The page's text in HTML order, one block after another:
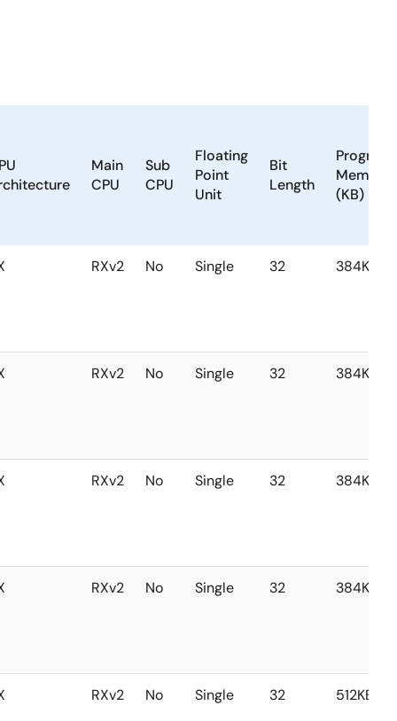
Main
CPU
Sub
CPU
Floating
Point
Unit
Bit
Length
Program
Memory
(KB)
RXv2 No Single 32 384KB
RXv2 No Single 32 384KB
RXv2 No Single 32 384KB
RXv2 No Single 32 384KB
RXv2 No Single 32 512KB